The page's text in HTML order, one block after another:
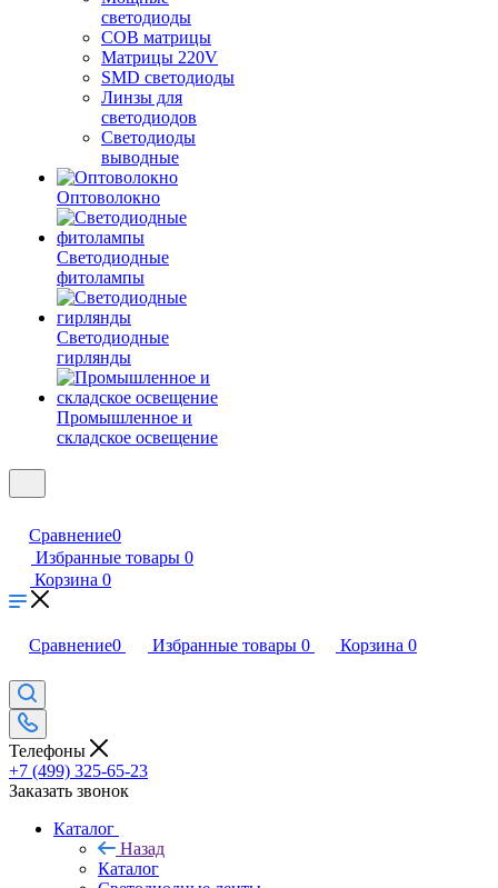
светодиоды
COB матрицы
Матрицы 220V
SMD светодиоды
Линзы для
светодиодов
Светодиоды
выводные
Оптоволокно
Светодиодные
фитолампы
Светодиодные
гирлянды
Промышленное и
складское освещение
Сравнение0
Избранные товары 0
Корзина 0
Сравнение0 Избранные товары 0 Корзина 0
Телефоны
+7 (499) 325-65-23
Заказать звонок
Каталог
Назад
Каталог